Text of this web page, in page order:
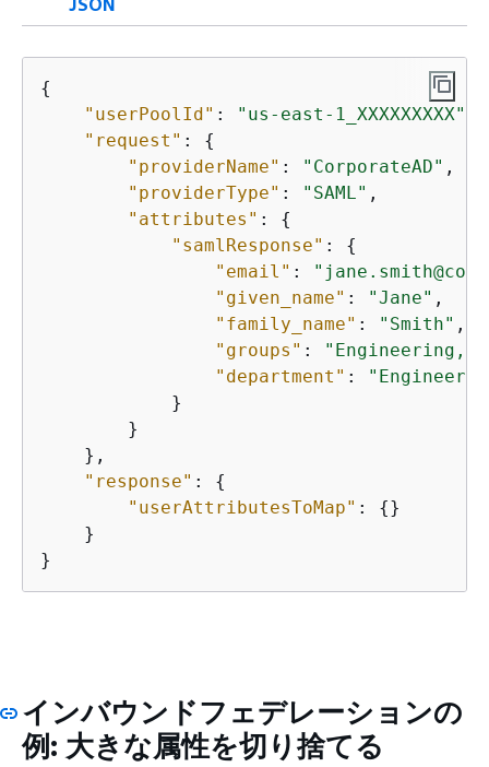
JSON
{
"userPoolId" : "us-east-1_XXXXXXXXX"
"request" : {
"providerName" : "CorporateAD" ,
"providerType" : "SAML" ,
"attributes" : {
"samlResponse" : {
"email" :
"given_name" : "Jane" ,
"family_name" : "Smith" ,
"groups" :
"department" :
            }
        }
    },
"response" : {
"userAttributesToMap" : {}
    }
}
インバウンドフェデレーションの
例: 大きな属性を切り捨てる